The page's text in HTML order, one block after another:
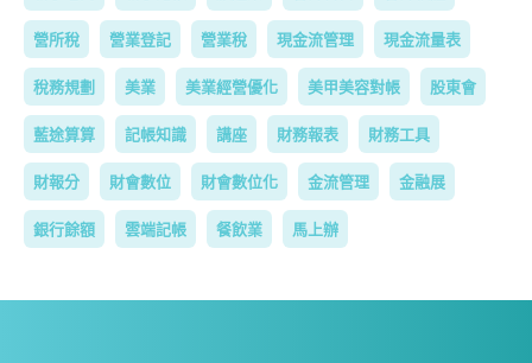
營所稅 營業登記 營業稅 現金流管理 現金流量表
稅務規劃 美業 美業經營優化 美甲美容對帳 股東會
藍途算算 記帳知識 講座 財務報表 財務工具
財報分 財會數位 財會數位化 金流管理 金融展
銀行餘額 雲端記帳 餐飲業 馬上辦